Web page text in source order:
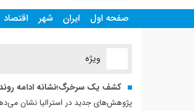
صفحه اول ایران شهر اقتصاد
ویژه
کشف یک سرخرگ؛نشانه ادامه
پژوهش‌های جدید در استرالیا نشان